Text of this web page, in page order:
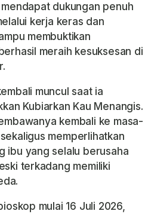
dukungan penuh
kerja keras dan
membuktikan
meraih kesuksesan di
muncul saat ia
Kubiarkan Kau Menangis.
kembali ke masa-
memperlihatkan
ibu yang selalu berusaha
terkadang memiliki
mulai 16 Juli 2026,